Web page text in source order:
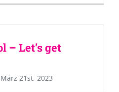
– Let’s get
März 21st, 2023